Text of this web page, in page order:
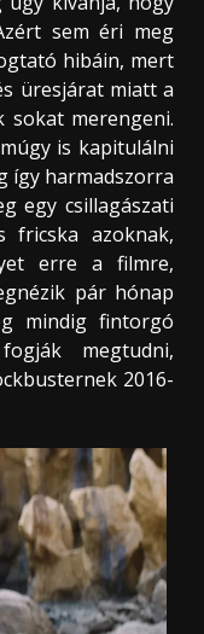
sem éri meg
hibáin, mert
üresjárat miatt a
sokat merengeni.
is kapitulálni
így harmadszorra
egy csillagászati
fricska azoknak,
erre a filmre,
pár hónap
mindig fintorgó
megtudni,
2016-